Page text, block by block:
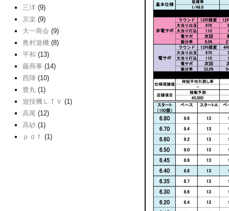
三洋 (9)
京楽 (9)
大一商会 (9)
奥村遊機 (8)
平和 (13)
藤商事 (14)
西陣 (10)
豊丸 (1)
遊技機ＬＴＶ (1)
高尾 (12)
高砂 (1)
ｐｄｆ (1)